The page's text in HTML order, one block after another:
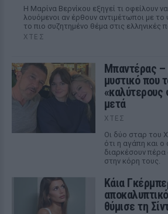
Η Μαρίνα Βερνίκου εξηγεί τι οφείλουν
λουόμενοι αν έρθουν αντιμέτωποι με το
το πιο συζητημένο θέμα στις ελληνικές
ΧΤΕΣ
Μπαντέρας –
μυστικό που
«καλύτερους
μετά
ΧΤΕΣ
Οι δύο σταρ του
ότι η αγάπη και
διαρκέσουν πέρα
στην κόρη τους.
Κάια
θύμισε τη